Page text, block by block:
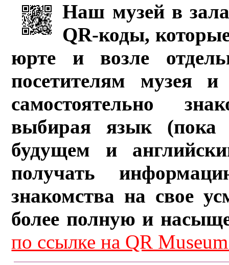
Наш музей в
QR-коды,
юрте и возле
посетителям музея и
самостоятельно
выбирая язык (пока
будущем и
получать
знакомства на свое
более полную и
по ссылке на QR